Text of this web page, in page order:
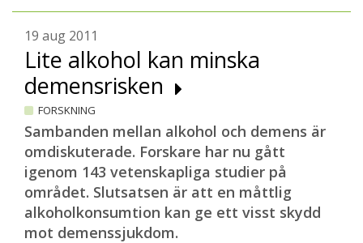
19 aug 2011
Lite alkohol kan minska
demensrisken
FORSKNING
Sambanden mellan alkohol och demens är
omdiskuterade. Forskare har nu gått
igenom 143 vetenskapliga studier på
området. Slutsatsen är att en måttlig
alkoholkonsumtion kan ge ett visst skydd
mot demenssjukdom.